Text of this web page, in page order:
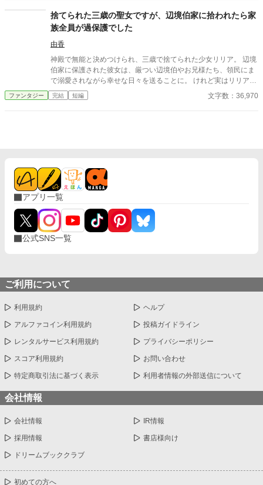
れながら、世界一幸せな王妃になるまでの逆転ラブストーリー。
捨てられた三歳の聖女ですが、辺境伯家に拾われたら家
族全員が過保護でした
由香
神殿で無能と決めつけられ、三歳で捨てられた少女リリア。 辺境
伯家に保護された彼女は、厳つい辺境伯やお兄様たち、領民にま
で溺愛されながら幸せな日々を送ることに。 けれど実はリリア
は、数百年に一人現れる伝説級の聖女だった。 これは捨てられた
幼女聖女が、たくさんの愛に包まれながら成長していく物語。
ファンタジー 完結 短編 文字数：36,970
アプリ一覧
公式SNS一覧
ご利用について
利用規約 ヘルプ
アルファコイン利用規約 投稿ガイドライン
レンタルサービス利用規約 プライバシーポリシー
スコア利用規約 お問い合わせ
特定商取引法に基づく表示 利用者情報の外部送信について
会社情報
会社情報 IR情報
採用情報 書店様向け
ドリームブッククラブ
初めての方へ